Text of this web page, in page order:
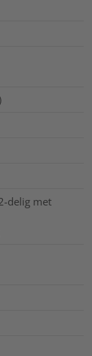
delig met